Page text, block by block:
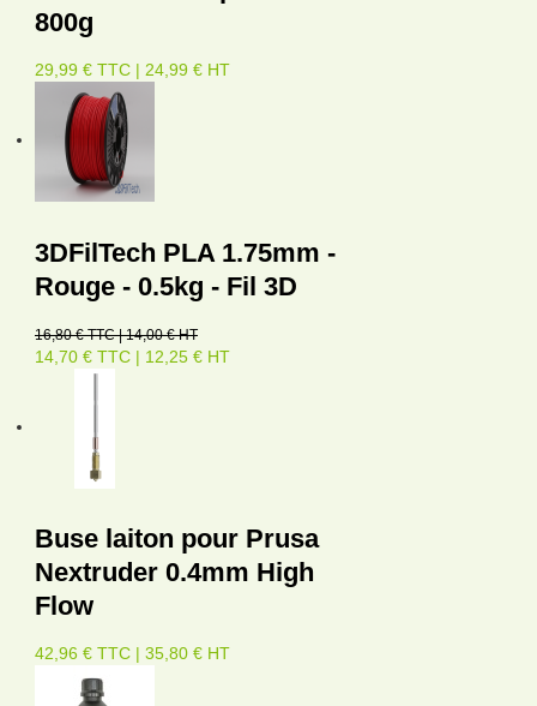
800g
29,99 € TTC | 24,99 € HT
3DFilTech PLA 1.75mm -
Rouge - 0.5kg - Fil 3D
16,80 € TTC | 14,00 € HT
14,70 € TTC | 12,25 € HT
Buse laiton pour Prusa
Nextruder 0.4mm High
Flow
42,96 € TTC | 35,80 € HT